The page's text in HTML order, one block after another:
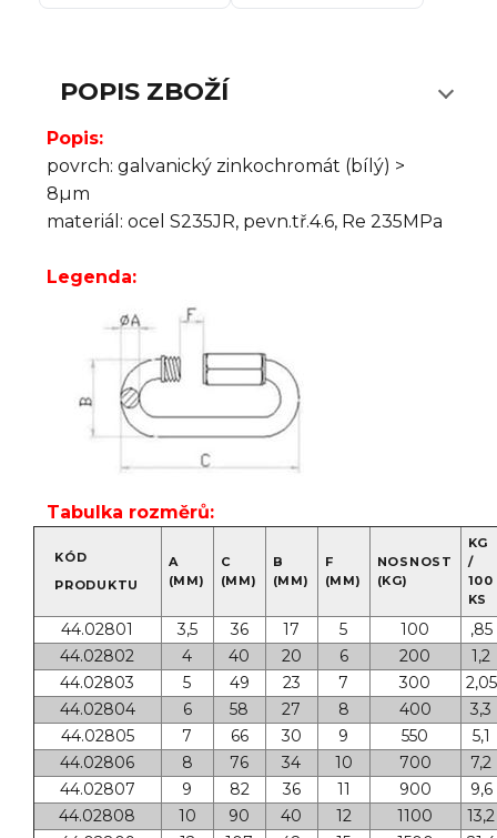
POPIS ZBOŽÍ
Popis:
povrch: galvanický zinkochromát (bílý) >
8µm
materiál: ocel S235JR, pevn.tř.4.6, Re 235MPa
Legenda:
Tabulka rozměrů:
KÓD
PRODUKTU
A
(MM)
C
(MM)
B
(MM)
F
(MM)
NOSNOST
(KG)
KG
/
100
KS
44.02801 3,5 36 17 5 100
,85
44.02802
4 40 20 6 200
1,2
44.02803
5 49 23 7 300
2,05
44.02804
6 58 27 8 400
3,3
44.02805
7 66 30 9 550
5,1
44.02806
8 76 34 10 700
7,2
44.02807
9 82 36 11 900
9,6
44.02808
10 90 40 12 1100
13,2